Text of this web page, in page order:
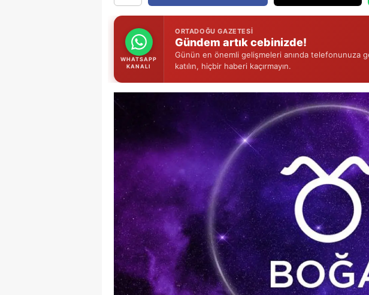
Sivas
Tokat
Trabzon
Tunceli
Şanlıurfa
Uşak
Van
Yozgat
Zonguldak
Aksaray
Bayburt
WHATSAPP
KANALI
ORTADOĞU GAZETESI
Gündem artık cebinizde!
Günün en önemli gelişmeleri anında telefonunuza
katılın, hiçbir haberi kaçırmayın.